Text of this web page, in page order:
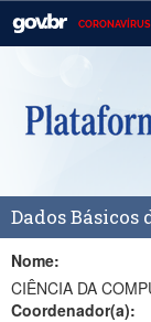
Casa Civil
Ministério da Defesa
Ministério da Economia
Ministério da Infraestrutura
Ministério da Agricultura,
Dados Básicos
Nome:
CIÊNCIA DA
Coordenador(a):